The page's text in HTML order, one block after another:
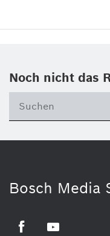
Noch nicht das
Bosch Media